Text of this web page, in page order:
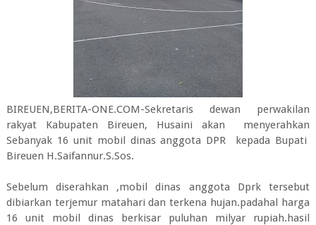
BIREUEN,BERITA-ONE.COM-Sekretaris dewan perwakilan
rakyat Kabupaten Bireuen, Husaini akan menyerahkan
Sebanyak 16 unit mobil dinas anggota DPR kepada Bupati
Bireuen H.Saifannur.S.Sos.
Sebelum diserahkan ,mobil dinas anggota Dprk tersebut
dibiarkan terjemur matahari dan terkena hujan.padahal harga
16 unit mobil dinas berkisar puluhan milyar rupiah.hasil